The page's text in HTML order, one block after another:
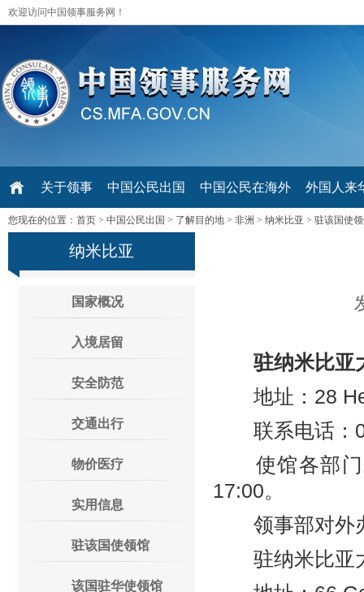
欢迎访问中国领事服务网！
关于领事 中国公民出国 中国公民在海外 外国人来
您现在的位置： 首页 > 中国公民出国 > 了解目的地 > 非洲 > 纳米比亚 > 驻该国使
纳米比亚
国家概况
入境居留
安全防范
交通出行
物价医疗
实用信息
驻该国使领馆
该国驻华使领馆
驻纳米比亚
地址：28
联系电话：
使馆各部门
17:00。
领事部对外办
驻纳米比亚